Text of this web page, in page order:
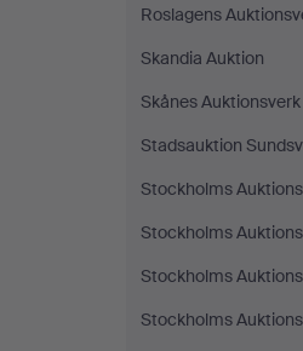
Roslagens
Skandia Auktion
Skånes Auktionsverk
Stadsauktion
Stockholms
Stockholms
Stockholms
Stockholms